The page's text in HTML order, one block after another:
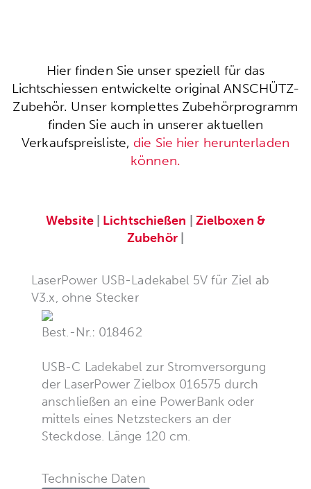
Hier finden Sie unser speziell für das
Lichtschiessen entwickelte original ANSCHÜTZ-
Zubehör. Unser komplettes Zubehörprogramm
finden Sie auch in unserer aktuellen
Verkaufspreisliste, die Sie hier herunterladen
können.
Website| Lichtschießen
Zielboxen &
Zubehör|
LaserPower USB-Ladekabel 5V für Ziel ab
V3.x, ohne Stecker
Best.-Nr.: 018462
USB-C Ladekabel zur Stromversorgung
der LaserPower Zielbox 016575 durch
anschließen an eine PowerBank oder
mittels eines Netzsteckers an der
Steckdose. Länge 120 cm.
Technische Daten